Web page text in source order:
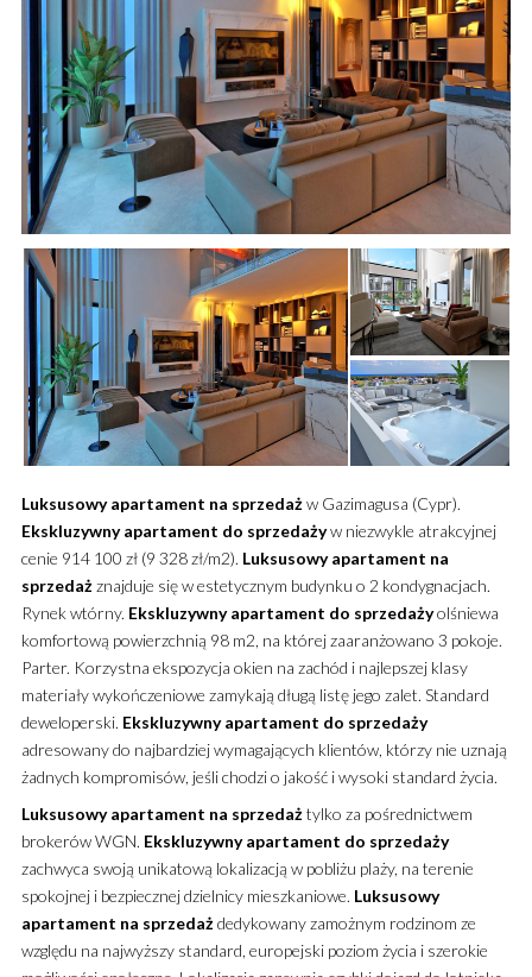
Luksusowy apartament na sprzedażw Gazimagusa (Cypr).
Ekskluzywny apartament do sprzedażyw niezwykle atrakcyjnej
cenie 914 100 zł (9 328 zł/m2). Luksusowy apartament na
sprzedażznajduje się w estetycznym budynku o 2 kondygnacjach.
Rynek wtórny. Ekskluzywny apartament do sprzedażyolśniewa
komfortową powierzchnią 98 m2, na której zaaranżowano 3 pokoje.
Parter. Korzystna ekspozycja okien na zachód i najlepszej klasy
materiały wykończeniowe zamykają długą listę jego zalet. Standard
deweloperski. Ekskluzywny apartament do sprzedaży
adresowany do najbardziej wymagających klientów, którzy nie uznają
żadnych kompromisów, jeśli chodzi o jakość i wysoki standard życia.
Luksusowy apartament na sprzedażtylko za pośrednictwem
brokerów WGN. Ekskluzywny apartament do sprzedaży
zachwyca swoją unikatową lokalizacją w pobliżu plaży, na terenie
spokojnej i bezpiecznej dzielnicy mieszkaniowe. Luksusowy
apartament na sprzedażdedykowany zamożnym rodzinom ze
względu na najwyższy standard, europejski poziom życia i szerokie